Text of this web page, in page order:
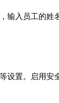
输入员工的
置。启用安